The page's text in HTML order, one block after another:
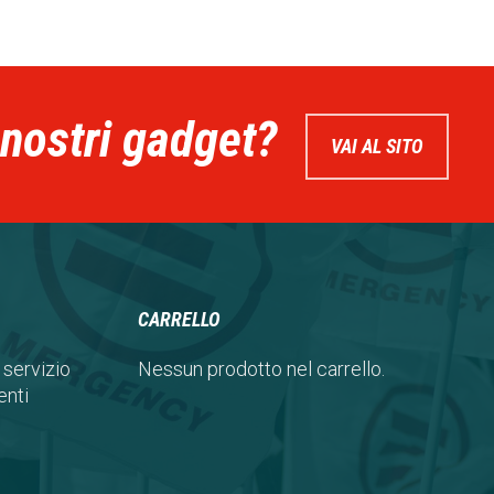
gadget? VAI AL SITO
CARRELLO
Nessun prodotto nel carrello.